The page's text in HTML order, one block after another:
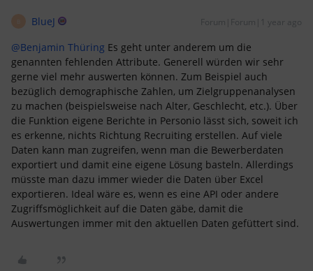
BlueJ Forum|Forum|1 year ago
@Benjamin Thüring Es geht unter anderem um die
genannten fehlenden Attribute. Generell würden wir sehr
gerne viel mehr auswerten können. Zum Beispiel auch
bezüglich demographische Zahlen, um Zielgruppenanalysen
zu machen (beispielsweise nach Alter, Geschlecht, etc.). Über
die Funktion eigene Berichte in Personio lässt sich, soweit ich
es erkenne, nichts Richtung Recruiting erstellen. Auf viele
Daten kann man zugreifen, wenn man die Bewerberdaten
exportiert und damit eine eigene Lösung basteln. Allerdings
müsste man dazu immer wieder die Daten über Excel
exportieren. Ideal wäre es, wenn es eine API oder andere
Zugriffsmöglichkeit auf die Daten gäbe, damit die
Auswertungen immer mit den aktuellen Daten gefüttert sind.